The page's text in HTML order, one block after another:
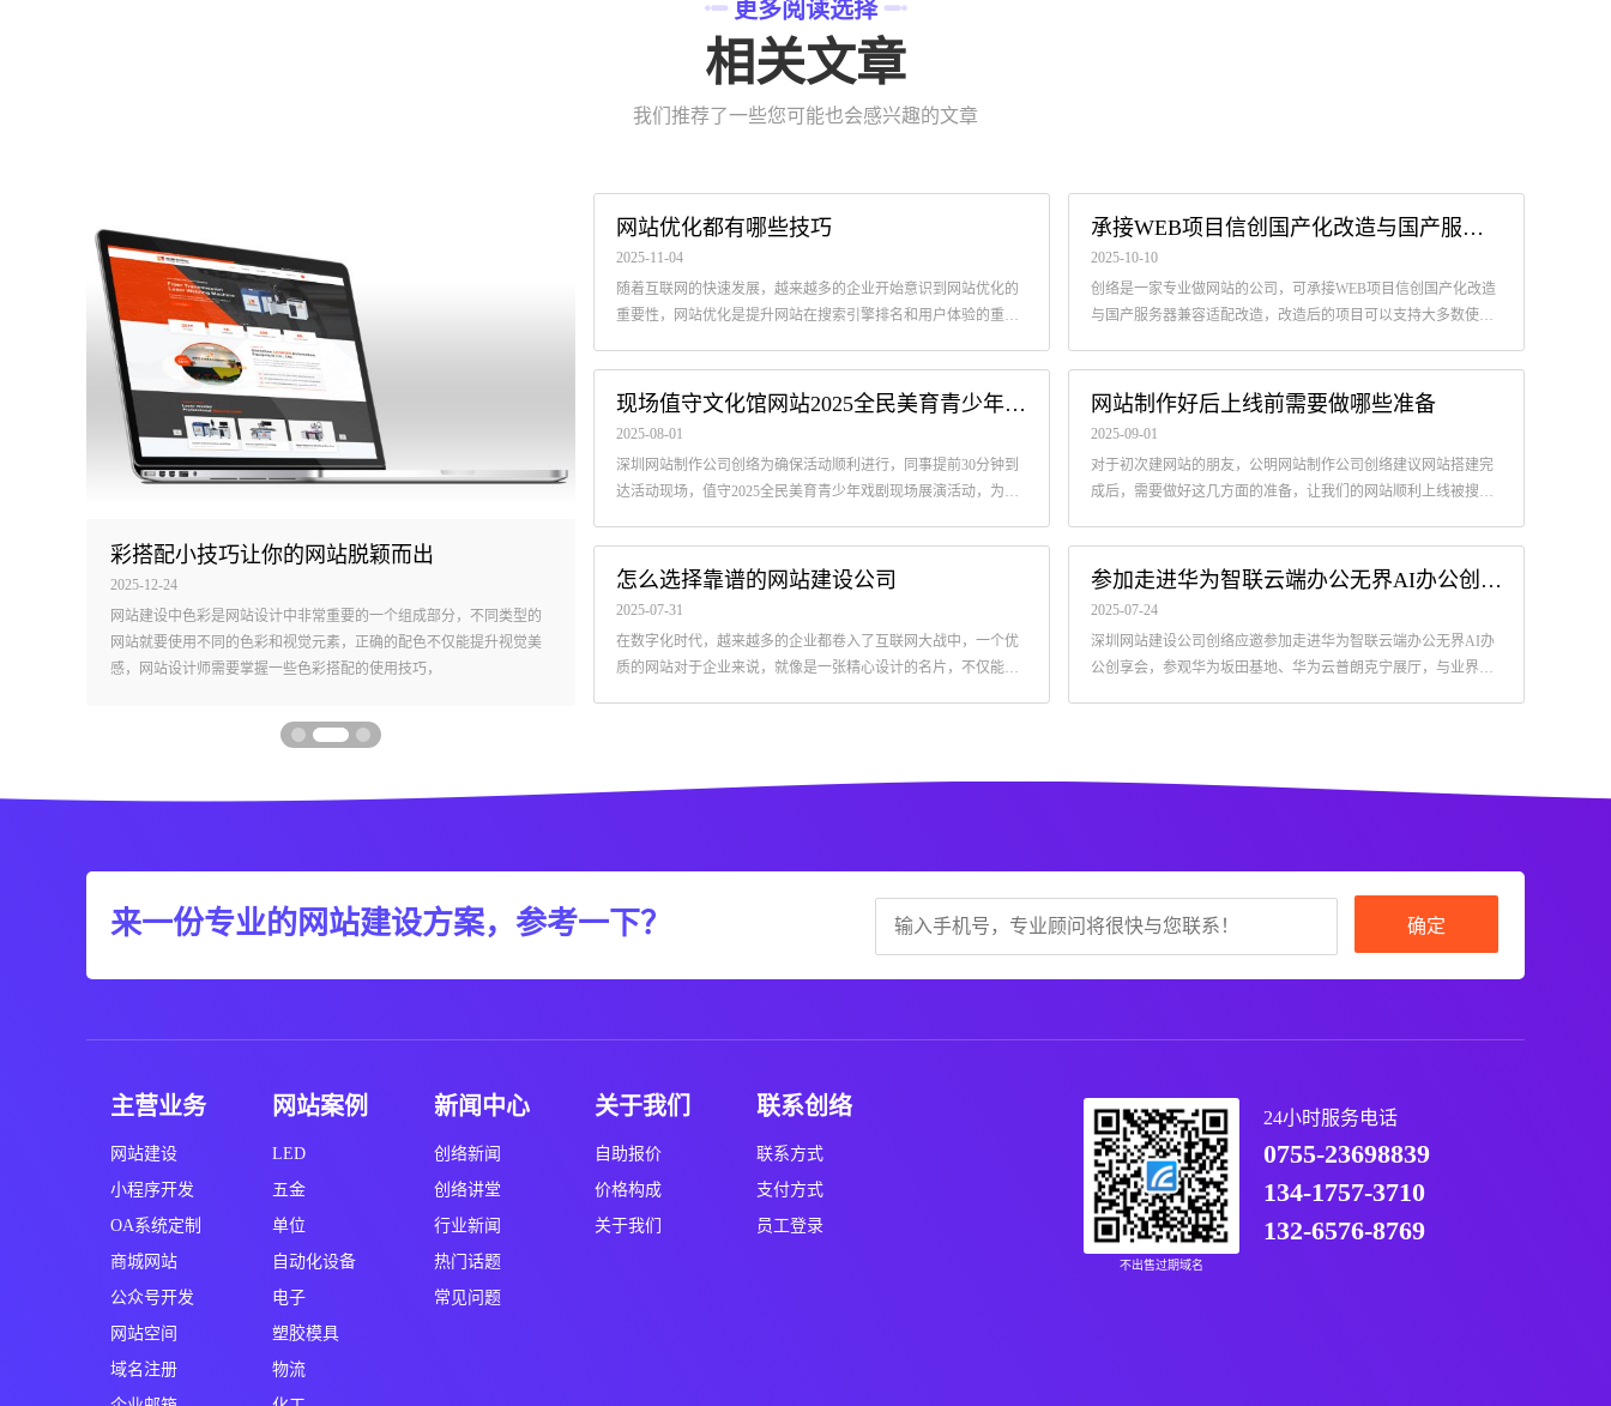
更多阅读选择
相关文章
我们推荐了一些您可能也会感兴趣的文章
彩搭配小技巧让你的网站脱颖而出
2025-12-24
网站建设中色彩是网站设计中非常重要的一个组成部分，不同类型的
网站就要使用不同的色彩和视觉元素，正确的配色不仅能提升视觉美
感，网站设计师需要掌握一些色彩搭配的使用技巧，
彩搭配小技巧让你的网站脱颖而出
2025-11-18
网站建设中色彩是网站设计中非常重要的一个组成部分，不同类型的
网站就要使用不同的色彩和视觉元素，正确的配色不仅能提升视觉美
感，
关于公司装修期间使用临时办公场地及51劳动节放假的通知
2026-04-30
由于深圳做网站的公司创络科技的办公室使用时间已经超过10年，各
种设备均已发生不同程度的老化，我司定于近期对办公室进行装修，
预计51劳动节之后一周完成。装修期间我们将搬迁至同层706临时办公
网站优化都有哪些技巧
2025-11-04
随着互联网的快速发展，越来越多的企业开始意识到网站优化的
重要性，网站优化是提升网站在搜索引擎排名和用户体验的重要
承接WEB项目信创国产化改造与国产服务器兼容适配改造
2025-10-10
创络是一家专业做网站的公司，可承接WEB项目信创国产化改造
与国产服务器兼容适配改造，改造后的项目可以支持大多数使用
科红旗、OpenEule...
现场值守文化馆网站2025全民美育青少年戏剧现场展演活动
2025-08-01
深圳网站制作公司创络为确保活动顺利进行，同事提前30分钟到
达活动现场，值守2025全民美育青少年戏剧现场展演活动，为文
能及时、顺利的检票入场。
网站制作好后上线前需要做哪些准备
2025-09-01
对于初次建网站的朋友，公明网站制作公司创络建议网站搭建完
成后，需要做好这几方面的准备，让我们的网站顺利上线被搜索
怎么选择靠谱的网站建设公司
2025-07-31
在数字化时代，越来越多的企业都卷入了互联网大战中，一个优
质的网站对于企业来说，就像是一张精心设计的名片，不仅能展
参加走进华为智联云端办公无界AI办公创享会
2025-07-24
深圳网站建设公司创络应邀参加走进华为智联云端办公无界AI办
公创享会，参观华为坂田基地、华为云普朗克宁展厅，与业界同
来一份专业的网站建设方案，参考一下？ 确定
主营业务
网站建设
小程序开发
OA系统定制
商城网站
公众号开发
网站空间
域名注册
网站案例
LED
五金
单位
自动化设备
电子
塑胶模具
物流
新闻中心
创络新闻
创络讲堂
行业新闻
热门话题
常见问题
关于我们
自助报价
价格构成
关于我们
联系创络
联系方式
支付方式
员工登录
不出售过期域名
24小时服务电话
0755-23698839
134-1757-3710
132-6576-8769